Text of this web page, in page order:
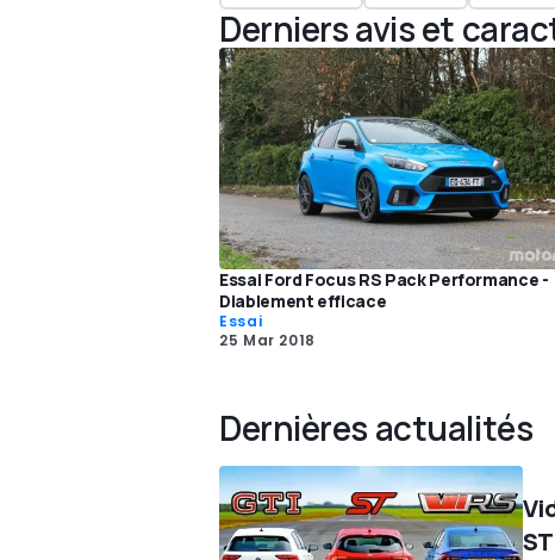
Derniers avis et
Essai Ford Focus RS Pack Performance -
Diablement efficace
Essai
25 Mar 2018
Dernières actualités
ST